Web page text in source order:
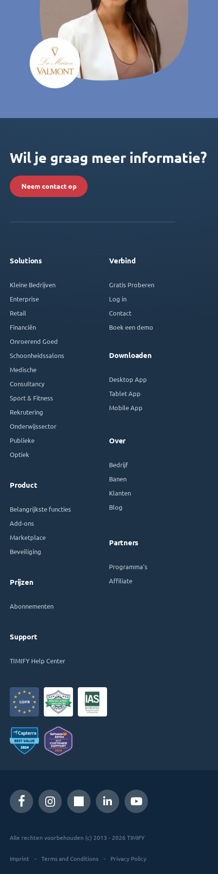
Wil je graag meer informatie?
Neem contact op
Solutions
Kleine Bedrijven
Enterprise
Retail
Financiën
Onroerend Goed
Schoonheidssalons
Medische
Consultancy
Sport & Fitness
Rekrutering
Onderwijssector
Publieke
Optiek
Product
Belangrijkste functies
Add-ons
Marketplace
Beveiliging
Prijzen
Abonnementen
Support
TIMIFY Help Center
Verbind
Gratis Proberen
Log in
Contact
Boek een demo
Downloaden
Desktop App
Tablet App
Mobile App
Over
Bedrijf
Banen
Klanten
Blog
Partners
Programma's
Affiliate
Alle rechten voorbehouden (c) 2013 - 2026 TIMIFY
Imprint Terms and Conditions Privacy Policy